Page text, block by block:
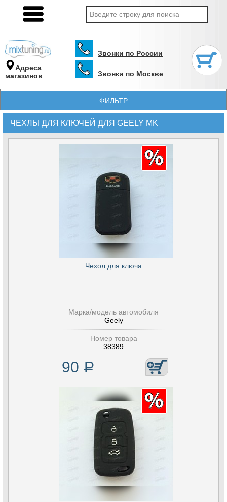
Адреса
магазинов
Звонки по России
Звонки по Москве
ФИЛЬТР
ЧЕХЛЫ ДЛЯ КЛЮЧЕЙ ДЛЯ GEELY MK
Чехол для ключа
Марка/модель автомобиля
Geely
Номер товара
38389
90 Р